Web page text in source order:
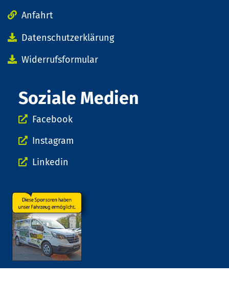
Anfahrt
Datenschutzerklärung
Widerrufsformular
Soziale Medien
Facebook
Instagram
Linkedin